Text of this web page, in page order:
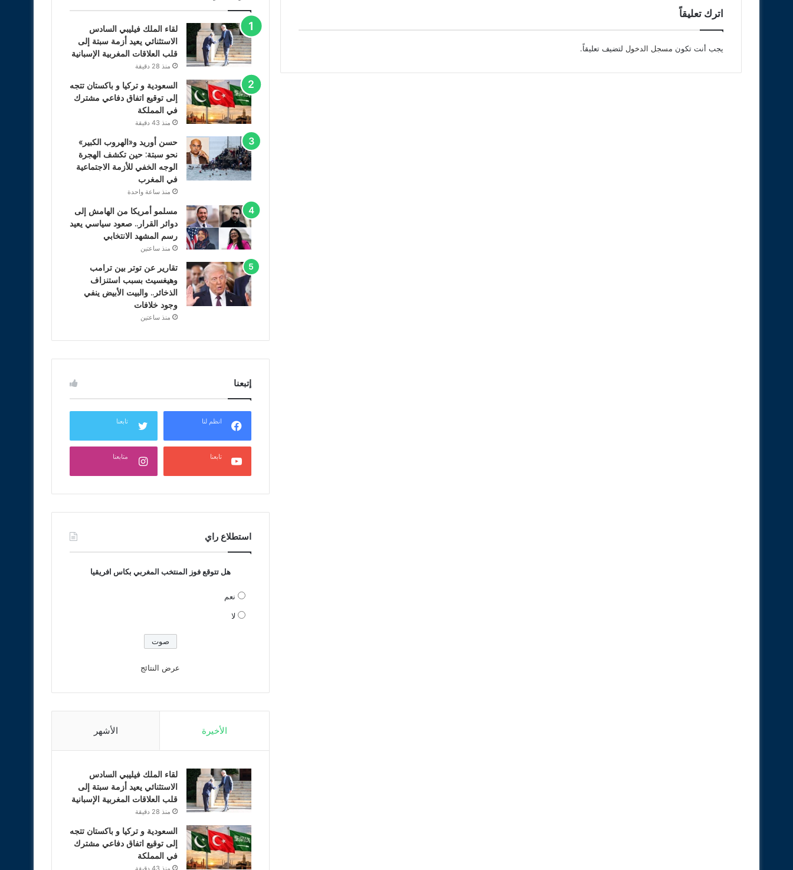
اترك تعليقاً
يجب أنت تكون مسجل الدخول لتضيف تعليقاً.
لقاء الملك فيليبي السادس
الاستثنائي يعيد أزمة سبتة إلى
قلب العلاقات المغربية الإسبانية
منذ 28 دقيقة
السعودية و تركيا و باكستان تتجه
إلى توقيع اتفاق دفاعي مشترك
في المملكة
منذ 43 دقيقة
حسن أوريد و«الهروب الكبير»
نحو سبتة: حين تكشف الهجرة
الوجه الخفي للأزمة الاجتماعية
في المغرب
منذ ساعة واحدة
مسلمو أمريكا من الهامش إلى
دوائر القرار.. صعود سياسي يعيد
رسم المشهد الانتخابي
منذ ساعتين
تقارير عن توتر بين ترامب
وهيغسيث بسبب استنزاف
الذخائر.. والبيت الأبيض ينفي
وجود خلافات
منذ ساعتين
إتبعنا
انظم لنا تابعنا
تابعنا متابعنا
استطلاع راي
هل تتوقع فوز المنتخب المغربي بكاس افريقيا
نعم
لا
عرض النتائج
الأخيرة الأشهر
لقاء الملك فيليبي السادس
الاستثنائي يعيد أزمة سبتة إلى
قلب العلاقات المغربية الإسبانية
منذ 28 دقيقة
السعودية و تركيا و باكستان تتجه
إلى توقيع اتفاق دفاعي مشترك
في المملكة
منذ 43 دقيقة